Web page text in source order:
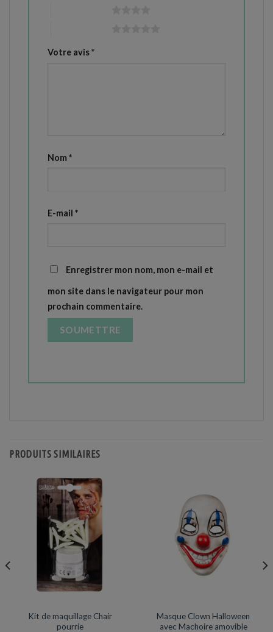
Votre avis*
Nom *
E-mail *
Enregistrer mon nom, mon e-mail et
mon site dans le navigateur pour mon
prochain commentaire.
PRODUITS SIMILAIRES
Kit de maquillage Chair
pourrie
Masque Clown Halloween
avec Machoire amovible